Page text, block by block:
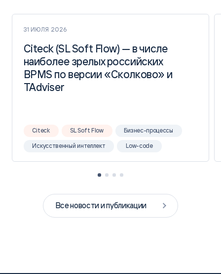
31 ИЮЛЯ 2026
Citeck (SL Soft Flow) — в числе
наиболее зрелых российских
BPMS по версии «Сколково» и
TAdviser
Citeck (SL Soft Flow) — в числе
наиболее зрелых российских
BPMS по версии «Сколково» и
TAdviser
Citeck SL Soft Flow Бизнес-процессы
Искусственный интеллект Low-code
Все новости и публикации